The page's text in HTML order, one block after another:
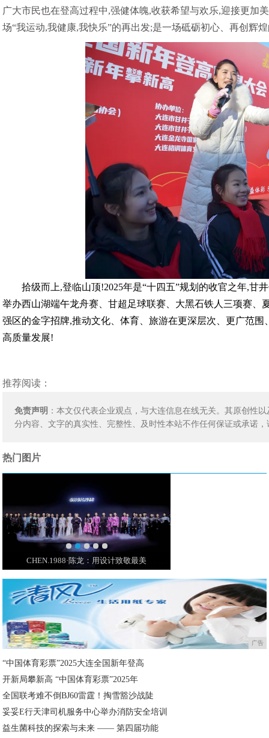
广大市民也在登高过程中,强健体魄,收获希望与欢乐,迎接更加
场“我运动,我健康,我快乐”的再出发;是一场砥砺初心、再创辉
拾级而上,登临山顶!2025年是“十四五”规划的收官之年,甘
举办西山湖端午龙舟赛、甘超足球联赛、大黑石铁人三项赛
强区的金字招牌,推动文化、体育、旅游在更深层次、更广范
高质量发展!
推荐阅读：
免责声明 ：本文仅代表企业观点，与大连信息在线无关。其原创性
分内容、文字的真实性、完整性、及时性本站不作任何保证或承诺
热门图片
王室最昂贵的珠宝亮相!果然钻石是女人最好
广告
“中国体育彩票”2025大连全国新年登高
开新局攀新高 “中国体育彩票”2025年
全国联考难不倒BJ60雷霆！掏雪豁沙战陡
妥妥E行天津司机服务中心举办消防安全培训
益生菌科技的探索与未来 —— 第四届功能